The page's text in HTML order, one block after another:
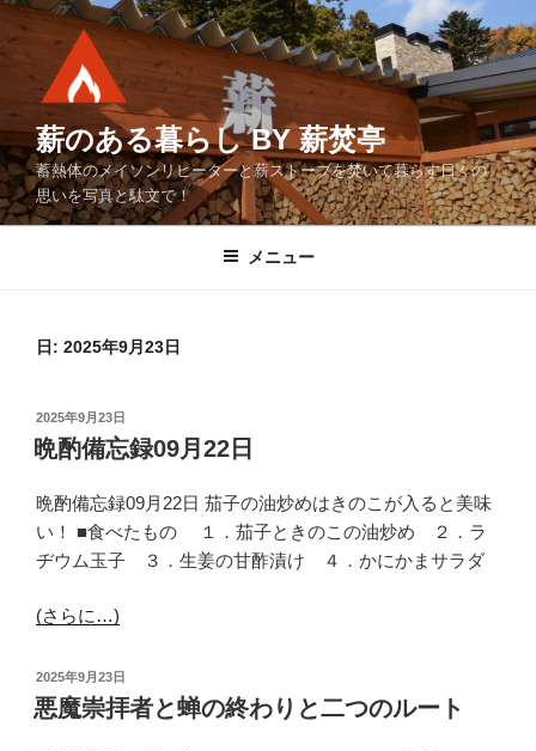
コ
ン
ツ
へ
ス
キ
薪のある暮らし BY 薪焚亭
蓄熱体のメイソンリヒーターと薪ストーブを焚いて暮らす日々の
思いを写真と駄文で！
メニュー
日: 2025年9月23日
投
稿
日:
2025年9月23日
晩酌備忘録09月22日
晩酌備忘録09月22日 茄子の油炒めはきのこが入ると美味
い！ ■食べたもの １．茄子ときのこの油炒め ２．ラ
ヂウム玉子 ３．生姜の甘酢漬け ４．かにかまサラダ
(さらに…)
投
稿
日:
2025年9月23日
悪魔崇拝者と蝉の終わりと二つのルート